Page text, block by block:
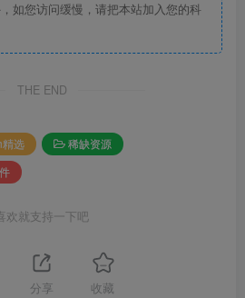
您访问缓慢，请把本站加入您的科
THE END
选
稀缺资源
欢就支持一下吧
分享 收藏